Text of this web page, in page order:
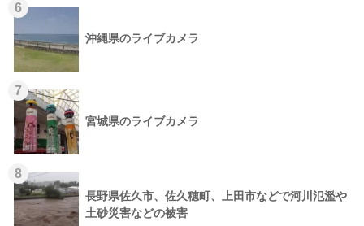
6
沖縄県のライブカメラ
7
宮城県のライブカメラ
8
長野県佐久市、佐久穂町、上田市などで河川氾濫や
土砂災害などの被害